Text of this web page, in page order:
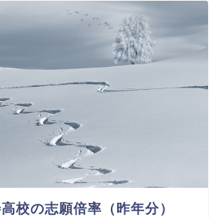
校の志願倍率（昨年分）